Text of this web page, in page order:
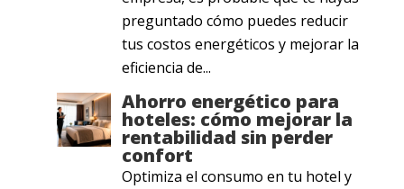
preguntado cómo puedes reducir
tus costos energéticos y mejorar la
eficiencia de...
Ahorro energético para
hoteles: cómo mejorar la
rentabilidad sin perder
confort
Optimiza el consumo en tu hotel y